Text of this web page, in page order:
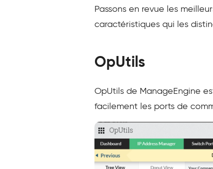
Passons en revue les
caractéristiques qui les
OpUtils
OpUtils de ManageEngine
facilement les ports de